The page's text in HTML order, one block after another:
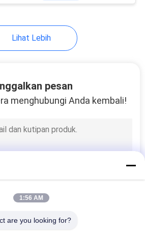
Elektronik
Tahan Air
Lihat Lebih
pesan
menghubungi Anda kembali!
1:56 AM
are you looking for?